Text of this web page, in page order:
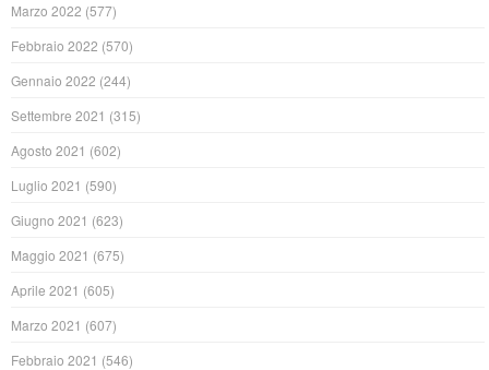
Marzo 2022 (577)
Febbraio 2022 (570)
Gennaio 2022 (244)
Settembre 2021 (315)
Agosto 2021 (602)
Luglio 2021 (590)
Giugno 2021 (623)
Maggio 2021 (675)
Aprile 2021 (605)
Marzo 2021 (607)
Febbraio 2021 (546)